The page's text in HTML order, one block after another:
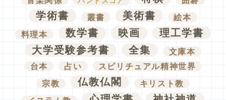
学術書 叢書 美術書
絵本
料理本
数学書 映画
理工学書
大学受験参考書
全集
文庫本
台本
占い
スピリチュアル精神世界
宗教
仏教仏閣
キリスト教